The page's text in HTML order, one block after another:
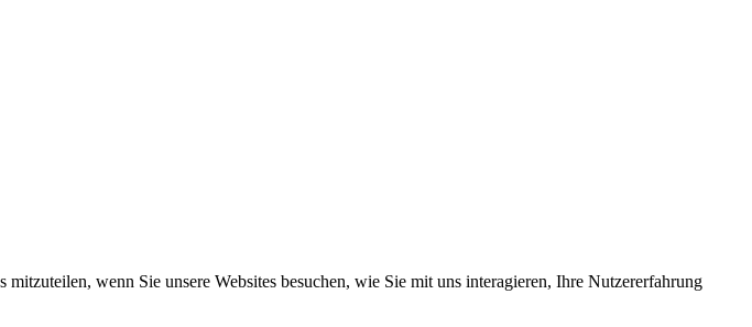
wenn Sie unsere Websites besuchen, wie Sie mit uns interagieren, Ihre Nutzererfahrung